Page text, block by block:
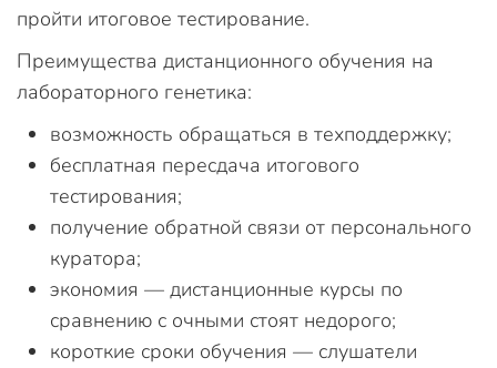
пройти итоговое тестирование.
Преимущества дистанционного обучения на
лабораторного генетика:
возможность обращаться в техподдержку;
бесплатная пересдача итогового
тестирования;
получение обратной связи от персонального
куратора;
экономия — дистанционные курсы по
сравнению с очными стоят недорого;
короткие сроки обучения — слушатели